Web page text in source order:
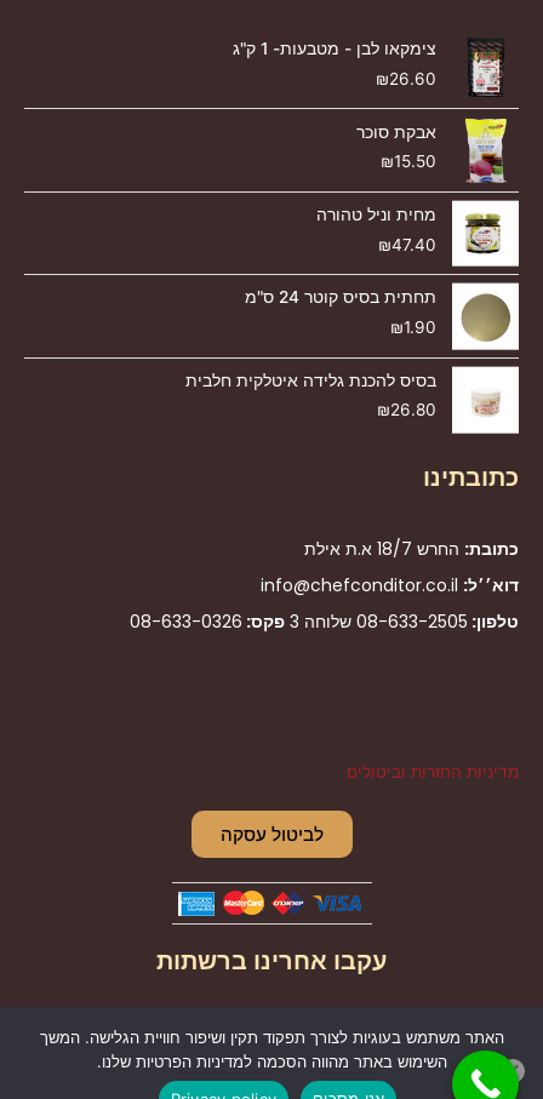
צימקאו לבן - מטבעות- 1 ק"ג
₪26.60
אבקת סוכר
₪15.50
מחית וניל טהורה
₪47.40
תחתית בסיס קוטר 24 ס"מ
₪1.90
בסיס להכנת גלידה איטלקית חלבית
₪26.80
כתובתינו
כתובת: החרש 18/7 א.ת אילת
דוא׳׳ל: info@chefconditor.co.il
טלפון: 08-633-2505 שלוחה 3 פקס: 08-633-0326
מדיניות החזרות וביטולים
לביטול עסקה
עקבו אחרינו ברשתות
F
a
c
I
n
s
האתר משתמש בעוגיות לצורך תפקוד תקין ושיפור חוויית הגלישה. המשך
השימוש באתר מהווה הסכמה למדיניות הפרטיות שלנו.